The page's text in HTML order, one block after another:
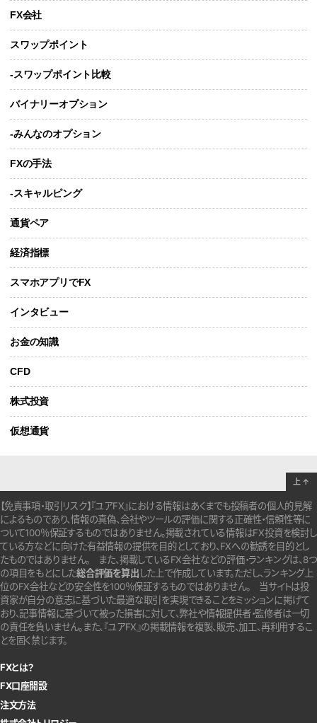
FX会社
スワップポイント
-スワップポイント比較
バイナリーオプション
-みんなのオプション
FXの手法
-スキャルピング
通貨ペア
経済指標
スマホアプリでFX
インタビュー
お金の知識
CFD
株式投資
仮想通貨
【免責事項・取引リスク】『ユアFX』における情報はあくまでも投稿者の個人的見解
によるものであり、情報の真偽、会社やツールの評価に関する正確性・信頼性等に
ついて100％保証するものではありません。掲載されている情報はFX投資を検討し
ている方などに向けた有益情報の提供を目的としており、FXへの勧誘を目的とし
たものではありません。 また、掲載しているFX会社などの評価・ランキングは、8つ
の項目をもとにした総合評価を算出 した上で作成しています。ただし、ランキング上
位のFX会社などの安全性を100％保証するものではありません。
当サイトは投
資家が自分の意志に基づいた最適な取引を実現できることをミッションに掲げて
おり、記事情報に基づいて被った損害に対して、弊社や情報提供者・監修者は一切
の責任を負いません。また、『ユアFX』の掲載情報を複製、販売、加工、再利用するこ
とを固く禁じます。
FXとは？
FX口座開設
注文方法
上 ↑